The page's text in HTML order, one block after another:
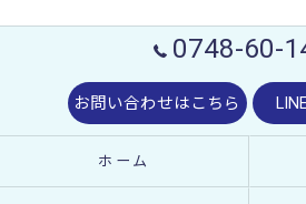
0748-60-
お問い合わせはこちら
ホーム